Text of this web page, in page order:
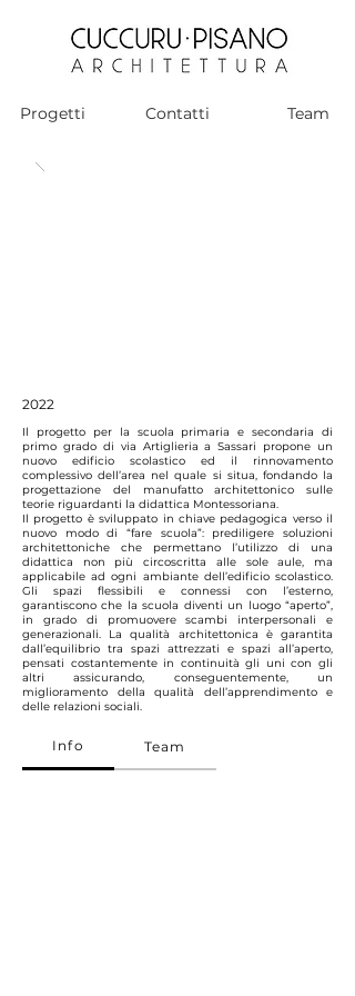
Team
Contatti
Progetti
2022
Il progetto per la scuola primaria e secondaria di
primo grado di via Artiglieria a Sassari propone un
nuovo edificio scolastico ed il rinnovamento
complessivo dell’area nel quale si situa, fondando la
progettazione del manufatto architettonico sulle
teorie riguardanti la didattica Montessoriana.
Il progetto è sviluppato in chiave pedagogica verso il
nuovo modo di “fare scuola”: prediligere soluzioni
architettoniche che permettano l’utilizzo di una
didattica non più circoscritta alle sole aule, ma
applicabile ad ogni ambiante dell’edificio scolastico.
Gli spazi flessibili e connessi con l’esterno,
garantiscono che la scuola diventi un luogo “aperto”,
in grado di promuovere scambi interpersonali e
generazionali. La qualità architettonica è garantita
dall’equilibrio tra spazi attrezzati e spazi all’aperto,
pensati costantemente in continuità gli uni con gli
altri assicurando, conseguentemente, un
miglioramento della qualità dell’apprendimento e
delle relazioni sociali.
Info Team